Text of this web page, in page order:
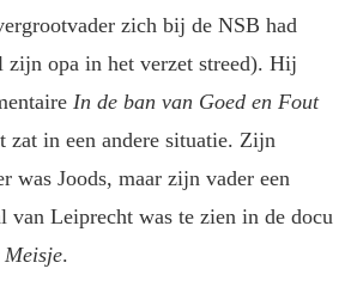
zich bij de NSB had
zijn opa in het verzet streed). Hij
In de ban van Goed en Fout
zat in een andere situatie. Zijn
was Joods, maar zijn vader een
van Leiprecht was te zien in de docu
Meisje.